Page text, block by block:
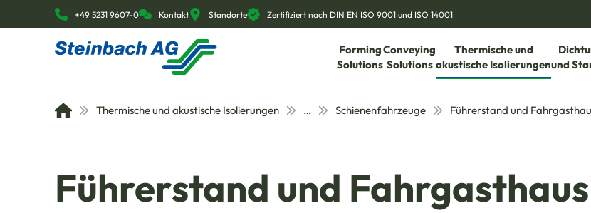
+49 5231 9607-0 Kontakt Standorte Zertifiziert nach DIN EN ISO 9001 und ISO 14001
Forming
Solutions
Conveying
Solutions
Thermische und
akustische Isolierungenund
Thermische und akustische Isolierungen … Schienenfahrzeuge Führerstand und
Führerstand und Fahrgasthaus